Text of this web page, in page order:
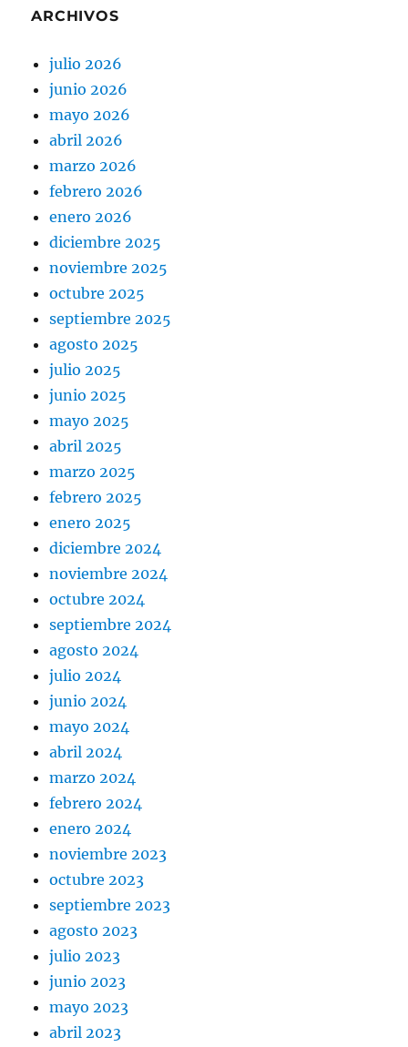
ARCHIVOS
julio 2026
junio 2026
mayo 2026
abril 2026
marzo 2026
febrero 2026
enero 2026
diciembre 2025
noviembre 2025
octubre 2025
septiembre 2025
agosto 2025
julio 2025
junio 2025
mayo 2025
abril 2025
marzo 2025
febrero 2025
enero 2025
diciembre 2024
noviembre 2024
octubre 2024
septiembre 2024
agosto 2024
julio 2024
junio 2024
mayo 2024
abril 2024
marzo 2024
febrero 2024
enero 2024
noviembre 2023
octubre 2023
septiembre 2023
agosto 2023
julio 2023
junio 2023
mayo 2023
abril 2023